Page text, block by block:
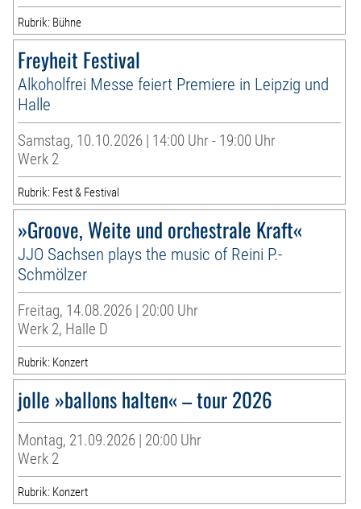
Rubrik: Bühne
Freyheit Festival
Alkoholfrei Messe feiert Premiere in Leipzig und
Halle
Samstag, 10.10.2026 | 14:00 Uhr - 19:00 Uhr
Werk 2
Rubrik: Fest & Festival
»Groove, Weite und orchestrale Kraft«
JJO Sachsen plays the music of Reini P.-
Schmölzer
Freitag, 14.08.2026 | 20:00 Uhr
Werk 2, Halle D
Rubrik: Konzert
jolle »ballons halten« – tour 2026
Montag, 21.09.2026 | 20:00 Uhr
Werk 2
Rubrik: Konzert